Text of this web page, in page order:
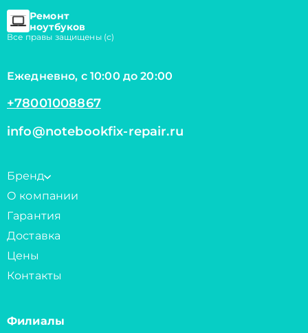
Ремонт
ноутбуков
Все правы защищены (с)
Ежедневно, с 10:00 до 20:00
+78001008867
info@notebookfix-repair.ru
Бренд
О компании
Гарантия
Доставка
Цены
Контакты
Филиалы